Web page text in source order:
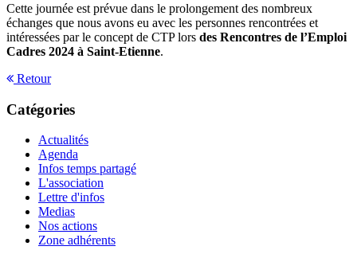
Cette journée est prévue dans le prolongement des nombreux
échanges que nous avons eu avec les personnes rencontrées et
intéressées par le concept de CTP lors des Rencontres de l’Emploi
Cadres 2024 à Saint-Etienne.
Retour
Catégories
Actualités
Agenda
Infos temps partagé
L'association
Lettre d'infos
Medias
Nos actions
Zone adhérents